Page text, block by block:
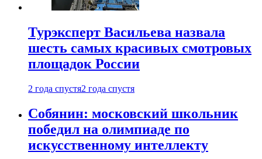
Турэксперт Васильева назвала
шесть самых красивых смотровых
площадок России
2 года спустя2 года спустя
Собянин: московский школьник
победил на олимпиаде по
искусственному интеллекту